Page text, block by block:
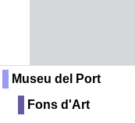
Museu del Port
Fons d'Art